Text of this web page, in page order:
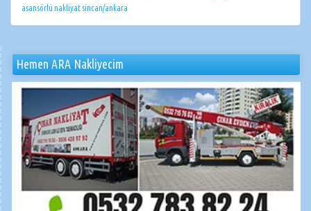
asansörlü nakliyat sincan/ankara
Hemen ARA Nakliyecim